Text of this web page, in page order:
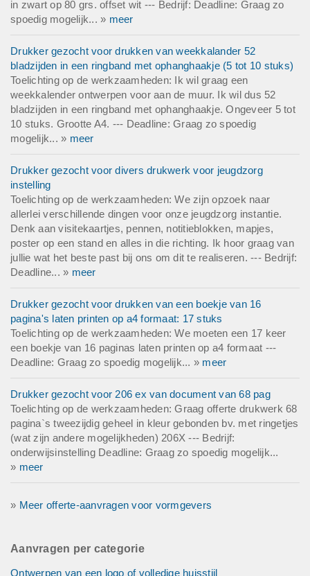
in zwart op 80 grs. offset wit --- Bedrijf: Deadline: Graag zo
spoedig mogelijk... » meer
Drukker gezocht voor drukken van weekkalander 52
bladzijden in een ringband met ophanghaakje (5 tot 10 stuks)
Toelichting op de werkzaamheden: Ik wil graag een
weekkalender ontwerpen voor aan de muur. Ik wil dus 52
bladzijden in een ringband met ophanghaakje. Ongeveer 5 tot
10 stuks. Grootte A4. --- Deadline: Graag zo spoedig
mogelijk... » meer
Drukker gezocht voor divers drukwerk voor jeugdzorg
instelling
Toelichting op de werkzaamheden: We zijn opzoek naar
allerlei verschillende dingen voor onze jeugdzorg instantie.
Denk aan visitekaartjes, pennen, notitieblokken, mapjes,
poster op een stand en alles in die richting. Ik hoor graag van
jullie wat het beste past bij ons om dit te realiseren. --- Bedrijf:
Deadline... » meer
Drukker gezocht voor drukken van een boekje van 16
pagina's laten printen op a4 formaat: 17 stuks
Toelichting op de werkzaamheden: We moeten een 17 keer
een boekje van 16 paginas laten printen op a4 formaat ---
Deadline: Graag zo spoedig mogelijk... » meer
Drukker gezocht voor 206 ex van document van 68 pag
Toelichting op de werkzaamheden: Graag offerte drukwerk 68
pagina`s tweezijdig geheel in kleur gebonden bv. met ringetjes
(wat zijn andere mogelijkheden) 206X --- Bedrijf:
onderwijsinstelling Deadline: Graag zo spoedig mogelijk...
» meer
» Meer offerte-aanvragen voor vormgevers
Aanvragen per categorie
Ontwerpen van een logo of volledige huisstijl